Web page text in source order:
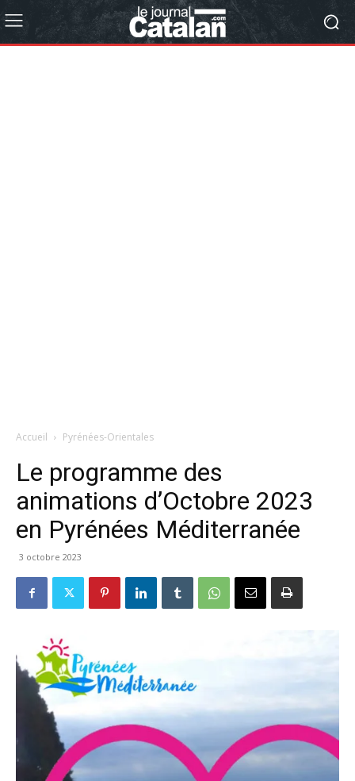
Accueil Pyrénées-Orientales
Le programme des
animations d’Octobre 2023
en Pyrénées Méditerranée
3 octobre 2023